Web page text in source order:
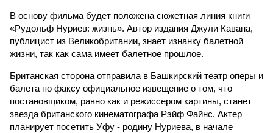
В основу фильма будет положена сюжетная линия книги
«Рудольф Нуриев: жизнь». Автор издания Джули Кавана,
публицист из Великобритании, знает изнанку балетной
жизни, так как сама имеет балетное прошлое.
Британская сторона отправила в Башкирский театр оперы и
балета по факсу официальное извещение о том, что
постановщиком, равно как и режиссером картины, станет
звезда британского кинематографа Рэйф Файнс. Актер
планирует посетить Уфу - родину Нуриева, в начале